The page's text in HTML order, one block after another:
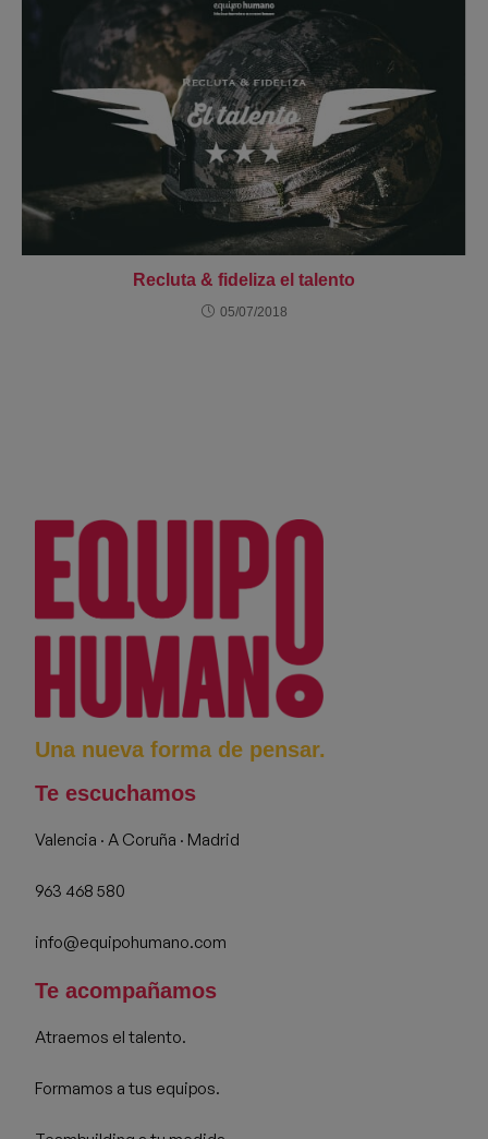
Recluta & fideliza el talento
05/07/2018
Una nueva forma de pensar.
Te escuchamos
Valencia · A Coruña · Madrid
963 468 580
info@equipohumano.com
Te acompañamos
Atraemos el talento.
Formamos a tus equipos.